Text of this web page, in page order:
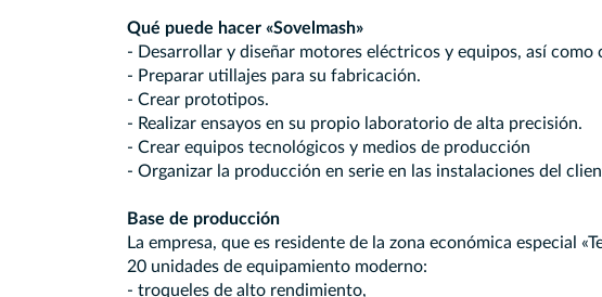
Qué puede hacer «Sovelmash»
- Desarrollar y diseñar motores eléctricos y equipos, así como
- Preparar utillajes para su fabricación.
- Crear prototipos.
- Realizar ensayos en su propio laboratorio de alta precisión.
- Crear equipos tecnológicos y medios de producción
- Organizar la producción en serie en las instalaciones del
Base de producción
La empresa, que es residente de la zona económica especial
20 unidades de equipamiento moderno:
- troqueles de alto rendimiento,